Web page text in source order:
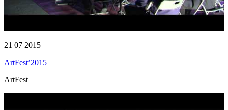
21 07 2015
ArtFest’2015
ArtFest